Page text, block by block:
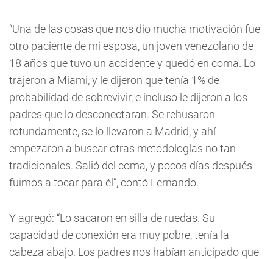
“Una de las cosas que nos dio mucha motivación fue
otro paciente de mi esposa, un joven venezolano de
18 años que tuvo un accidente y quedó en coma. Lo
trajeron a Miami, y le dijeron que tenía 1% de
probabilidad de sobrevivir, e incluso le dijeron a los
padres que lo desconectaran. Se rehusaron
rotundamente, se lo llevaron a Madrid, y ahí
empezaron a buscar otras metodologías no tan
tradicionales. Salió del coma, y pocos días después
fuimos a tocar para él”, contó Fernando.
Y agregó: “Lo sacaron en silla de ruedas. Su
capacidad de conexión era muy pobre, tenía la
cabeza abajo. Los padres nos habían anticipado que